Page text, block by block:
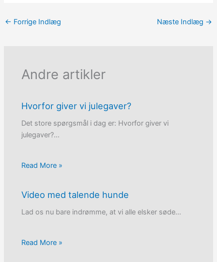
← Forrige Indlæg Næste Indlæg →
Andre artikler
Hvorfor giver vi julegaver?
Det store spørgsmål i dag er: Hvorfor giver vi
julegaver?…
Read More »
Video med talende hunde
Lad os nu bare indrømme, at vi alle elsker søde…
Read More »